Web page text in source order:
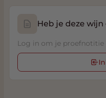
Heb je deze
Log in om je proefnotitie